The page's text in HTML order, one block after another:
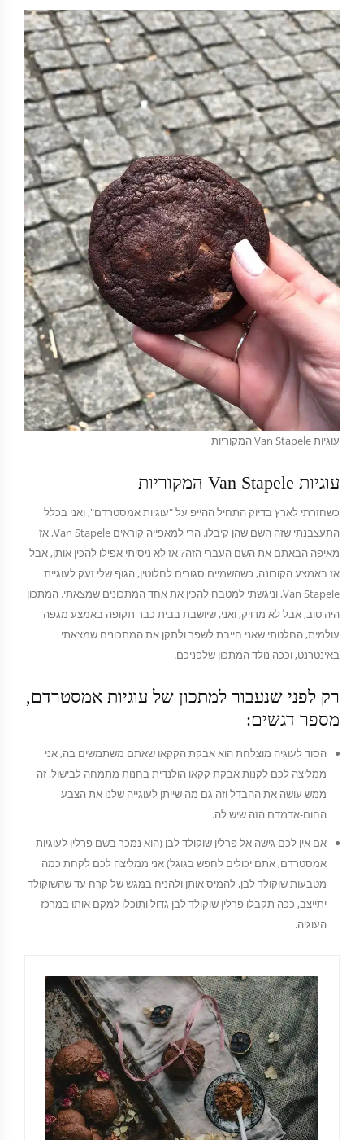
עוגיות Van Stapele המקוריות
עוגיות Van Stapele המקוריות
כשחזרתי לארץ בדיוק התחיל ההייפ על "עוגיות אמסטרדם", ואני בכלל
התעצבנתי שזה השם שהן קיבלו. הרי למאפייה קוראים Van Stapele, אז
מאיפה הבאתם את השם העברי הזה? אז לא ניסיתי אפילו להכין אותן, אבל
אז באמצע הקורונה, כשהשמיים סגורים לחלוטין, הגוף שלי זעק לעוגיית
Van Stapele, וניגשתי למטבח להכין את אחד המתכונים שמצאתי. המתכון
היה טוב, אבל לא מדויק, ואני, שיושבת בבית כבר תקופה באמצע מגפה
עולמית, החלטתי שאני חייבת לשפר ולתקן את המתכונים שמצאתי
באינטרנט, וככה נולד המתכון שלפניכם.
רק לפני שנעבור למתכון של עוגיות אמסטרדם,
מספר דגשים:
הסוד לעוגיה מוצלחת הוא אבקת הקקאו שאתם משתמשים בה, אני
ממליצה לכם לקנות אבקת קקאו הולנדית בחנות מתמחה לבישול, זה
ממש עושה את ההבדל וזה גם מה שייתן לעוגייה שלנו את הצבע
החום-אדמדם הזה שיש לה.
אם אין לכם גישה אל פרלין שוקולד לבן (הוא נמכר בשם פרלין לעוגיות
אמסטרדם, אתם יכולים לחפש בגוגל) אני ממליצה לכם לקחת כמה
מטבעות שוקולד לבן, להמיס אותן ולהניח במגש של קרח עד שהשוקולד
יתייצב, ככה תקבלו פרלין שוקולד לבן גדול ותוכלו למקם אותו במרכז
העוגיה.